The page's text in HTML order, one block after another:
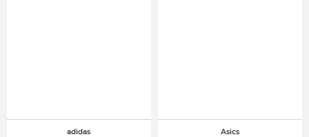
adidas Asics